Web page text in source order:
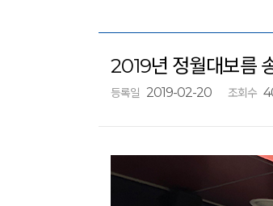
2019년 정월대보름
등록일 2019-02-20 조회수